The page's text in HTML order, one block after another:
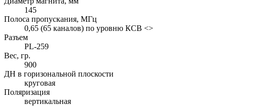
145
Полоса пропускания, МГц
0,65 (65 каналов) по уровню КСВ <>
Разъем
PL-259
Вес, гр.
900
ДН в горизональной плоскости
круговая
Поляризация
вертикальная